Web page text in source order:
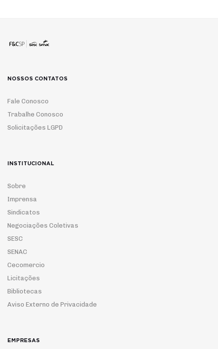
NOSSOS CONTATOS
Fale Conosco
Trabalhe Conosco
Solicitações LGPD
INSTITUCIONAL
Sobre
Imprensa
Sindicatos
Negociações Coletivas
SESC
SENAC
Cecomercio
Licitações
Bibliotecas
Aviso Externo de Privacidade
EMPRESAS